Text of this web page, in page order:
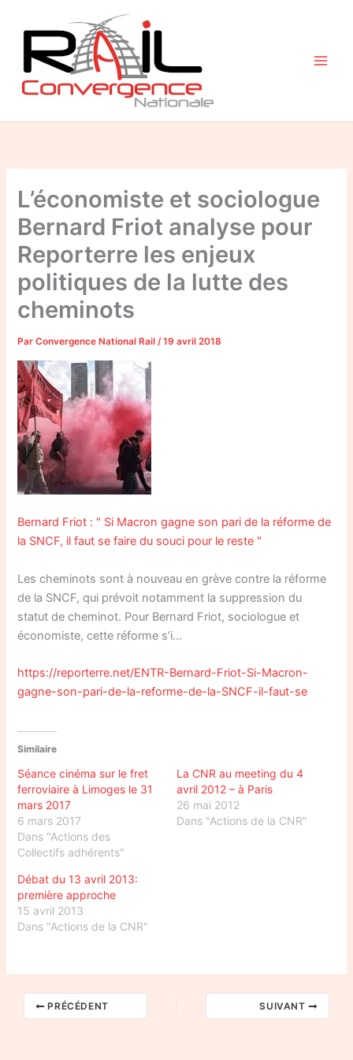
contenu
L’économiste et sociologue
Bernard Friot analyse pour
Reporterre les enjeux
politiques de la lutte des
cheminots
ParConvergence National Rail/19 avril 2018
Bernard Friot : " Si Macron gagne son pari de la réforme de
la SNCF, il faut se faire du souci pour le reste "
Les cheminots sont à nouveau en grève contre la réforme
de la SNCF, qui prévoit notamment la suppression du
statut de cheminot. Pour Bernard Friot, sociologue et
économiste, cette réforme s’i…
https://reporterre.net/ENTR-Bernard-Friot-Si-Macron-
gagne-son-pari-de-la-reforme-de-la-SNCF-il-faut-se
Similaire
Séance cinéma sur le fret
ferroviaire à Limoges le 31
mars 2017
6 mars 2017
Dans "Actions des
Collectifs adhérents"
La CNR au meeting du 4
avril 2012 – à Paris
26 mai 2012
Dans "Actions de la CNR"
Débat du 13 avril 2013:
première approche
15 avril 2013
Dans "Actions de la CNR"
PRÉCÉDENT SUIVANT